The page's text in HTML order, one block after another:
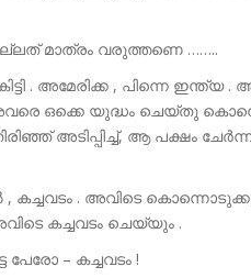
മാത്രം വരുത്തണെ ……..
. അമേരിക്ക , പിന്നെ ഇന്ത്യ .
ഒക്കെ യുദ്ധം ചെയ്തു
അടിപ്പിച്ച്, ആ പക്ഷം
കച്ചവടം . അവിടെ
കച്ചവടം ചെയ്യും .
പേരോ – കച്ചവടം !